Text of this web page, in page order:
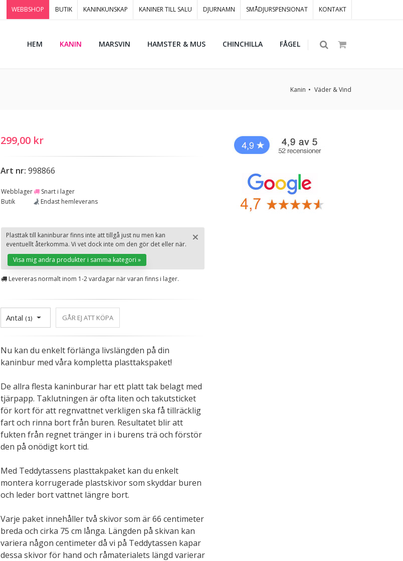
WEBBSHOP BUTIK KANINKUNSKAP KANINER TILL SALU DJURNAMN SMÅDJURSPENSIONAT KONTAKT
HEM KANIN MARSVIN HAMSTER & MUS CHINCHILLA FÅGEL
Kanin Väder & Vind
299,00 kr
Art nr: 998866
Webblager
Snart i lager
Butik
Endast hemleverans
×
Plasttak till kaninburar finns inte att tillgå just nu men kan
eventuellt återkomma. Vi vet dock inte om den gör det eller när.
Visa mig andra produkter i samma kategori »
Levereras normalt inom 1-2 vardagar när varan finns i lager.
Antal (1) GÅR EJ ATT KÖPA
Nu kan du enkelt förlänga livslängden på din
kaninbur med våra kompletta plasttakspaket!
De allra flesta kaninburar har ett platt tak belagt med
tjärpapp. Taklutningen är ofta liten och takutsticket
för kort för att regnvattnet verkligen ska få tillräcklig
fart och rinna bort från buren. Resultatet blir att
fukten från regnet tränger in i burens trä och förstör
den på onödigt kort tid.
Med Teddytassens plasttakpaket kan du enkelt
montera korrugerade plastskivor som skyddar buren
och leder bort vattnet längre bort.
Varje paket innehåller två skivor som är 66 centimeter
breda och cirka 75 cm långa. Längden på skivan kan
variera någon centimeter då vi på Teddytassen kapar
dessa skivor för hand och råmaterialets längd varierar